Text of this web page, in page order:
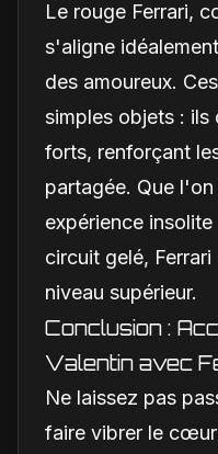
Le rouge Ferrari,
s'aligne
des amoureux.
simples objets : ils
forts, renforçant
partagée. Que
expérience
circuit gelé,
niveau supérieur.
Conclusion :
Valentin avec
Ne laissez pas
faire vibrer le